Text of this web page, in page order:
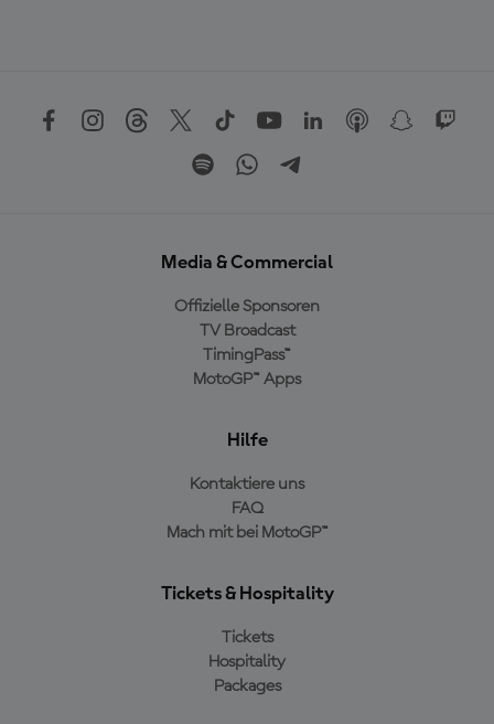
Media & Commercial
Offizielle Sponsoren
TV Broadcast
TimingPass™
MotoGP™ Apps
Hilfe
Kontaktiere uns
FAQ
Mach mit bei MotoGP™
Tickets & Hospitality
Tickets
Hospitality
Packages